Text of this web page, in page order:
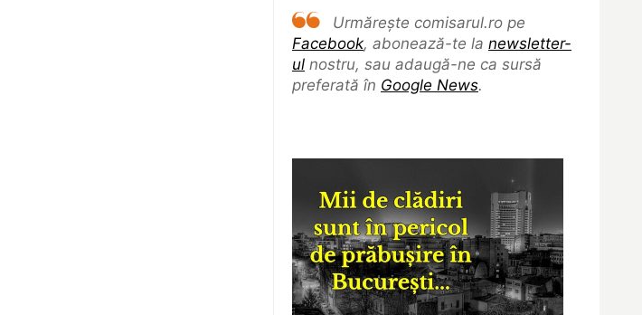
Urmărește comisarul.ro pe
Facebook, abonează-te la newsletter-
ul nostru, sau adaugă-ne ca sursă
preferată în Google News.